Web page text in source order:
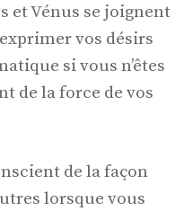
et Vénus se joignent
vos désirs
si vous n’êtes
de la force de vos
de la façon
lorsque vous